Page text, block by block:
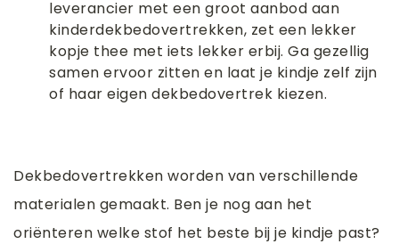
leverancier met een groot aanbod aan
kinderdekbedovertrekken, zet een lekker
kopje thee met iets lekker erbij. Ga gezellig
samen ervoor zitten en laat je kindje zelf zijn
of haar eigen dekbedovertrek kiezen.
Dekbedovertrekken worden van verschillende
materialen gemaakt. Ben je nog aan het
oriënteren welke stof het beste bij je kindje past?